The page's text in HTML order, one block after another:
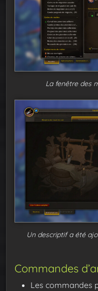
La fenêtre des
Un descriptif a été
Commandes
Les commandes